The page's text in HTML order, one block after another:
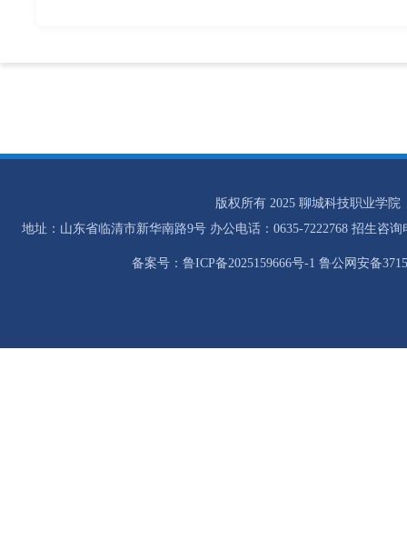
版权所有 2025 聊城科技职业学院
地址：山东省临清市新华南路9号 办公电话：0635-7222768 招生咨询
备案号：鲁ICP备2025159666号-1 鲁公网安备